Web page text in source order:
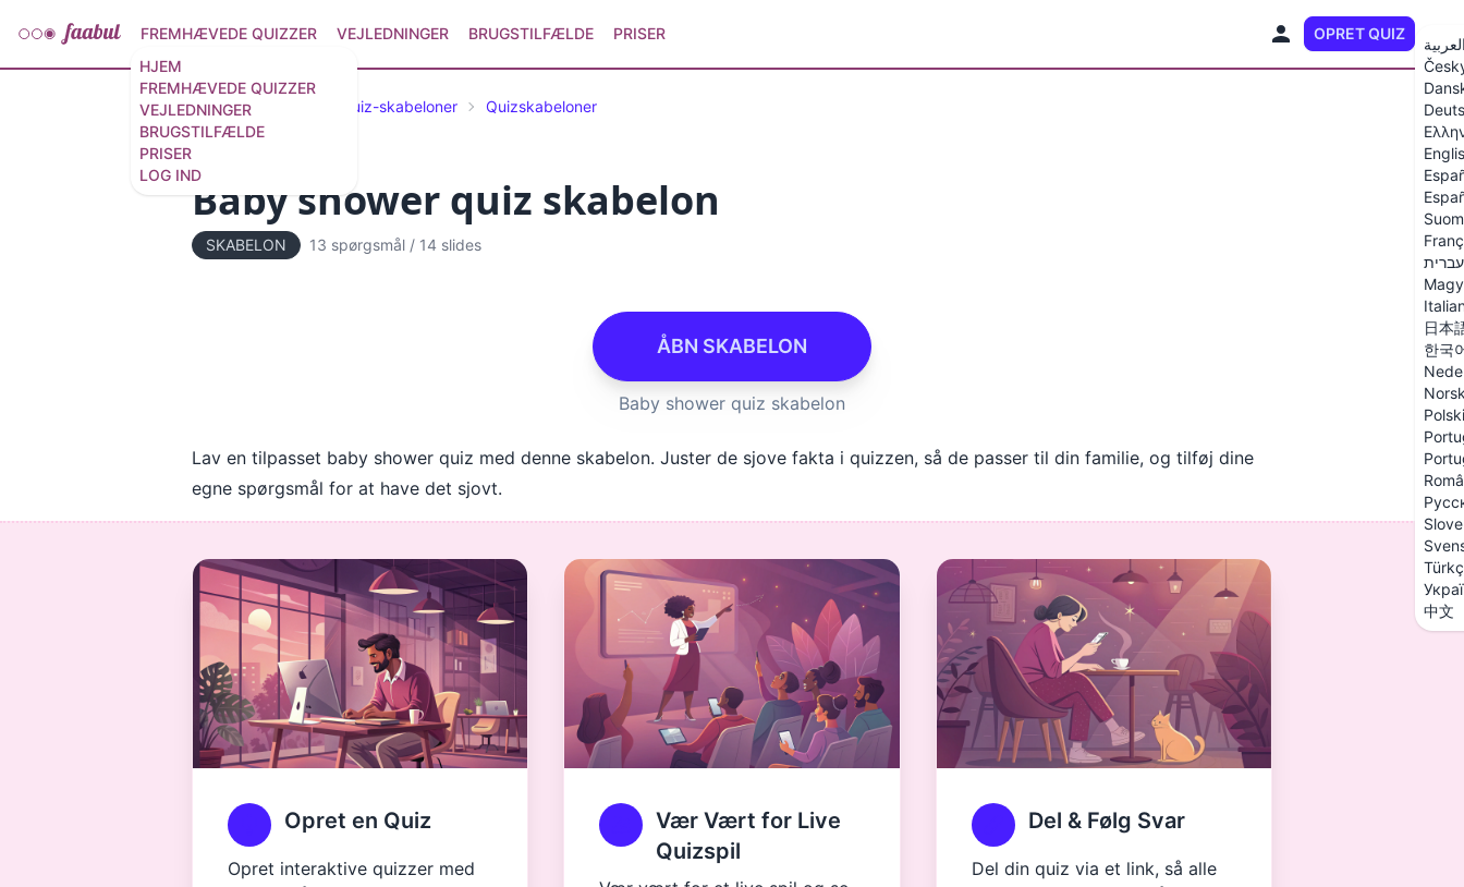
HJEM
FREMHÆVEDE QUIZZER
VEJLEDNINGER
BRUGSTILFÆLDE
PRISER
LOG IND
FREMHÆVEDE QUIZZER VEJLEDNINGER BRUGSTILFÆLDE PRISER OPRET QUIZ
עברית
日本
한국
Polski
中文
Udvalgte quizzer og quiz-skabeloner Quizskabeloner
Baby shower quiz skabelon
SKABELON 13 spørgsmål / 14 slides
ÅBN SKABELON
Baby shower quiz skabelon
Lav en tilpasset baby shower quiz med denne skabelon. Juster de sjove fakta i quizzen, så de passer til din familie, og tilføj dine
egne spørgsmål for at have det sjovt.
Opret en Quiz
Opret interaktive quizzer med
Vær Vært for Live
Quizspil
Del & Følg Svar
Del din quiz via et link, så alle